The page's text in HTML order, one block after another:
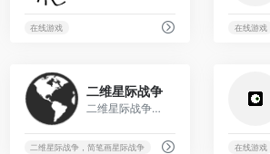
在线游戏 在线游戏
二维星际战争
二维星际战争，简笔画星际战争
二维星际战争，简笔画星际战争 在线游戏